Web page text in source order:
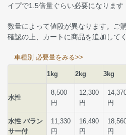
イプで1.5倍量ぐらい必要になります
数量によって値段が異なります。ご
確認の上、カートに商品を追加して
車種別 必要量をみる>>